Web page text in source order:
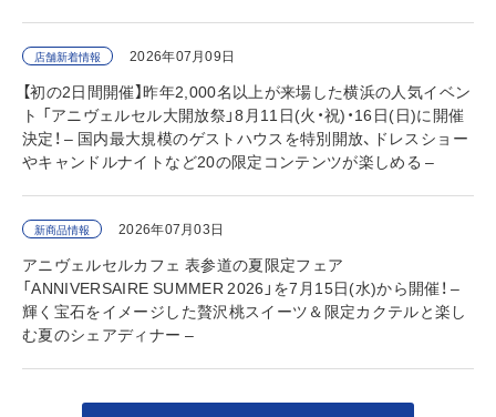
店舗新着情報 2026年07月09日
【初の2日間開催】昨年2,000名以上が来場した横浜の人気イベン
ト 「アニヴェルセル大開放祭」8月11日(火・祝)・16日(日)に開催
決定！ – 国内最大規模のゲストハウスを特別開放、ドレスショー
やキャンドルナイトなど20の限定コンテンツが楽しめる –
新商品情報 2026年07月03日
アニヴェルセルカフェ 表参道の夏限定フェア
「ANNIVERSAIRE SUMMER 2026」を7月15日(水)から開催！ –
輝く宝石をイメージした贅沢桃スイーツ＆限定カクテルと楽し
む夏のシェアディナー –